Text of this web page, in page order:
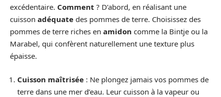
excédentaire. Comment ? D’abord, en réalisant une
cuisson adéquate des pommes de terre. Choisissez des
pommes de terre riches en amidon comme la Bintje ou la
Marabel, qui confèrent naturellement une texture plus
épaisse.
Cuisson maîtrisée : Ne plongez jamais vos pommes de
terre dans une mer d’eau. Leur cuisson à la vapeur ou